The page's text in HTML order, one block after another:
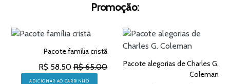
Promoção:
Pacote família cristã
R$ 58.50 R$ 65.00
ADICIONAR AO CARRINHO
Pacote alegorias de Charles G.
Coleman